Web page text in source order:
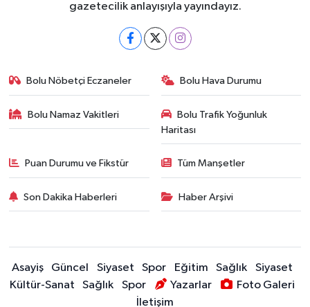
gazetecilik anlayışıyla yayındayız.
Bolu Nöbetçi Eczaneler Bolu Hava Durumu
Bolu Namaz Vakitleri
Bolu Trafik Yoğunluk
Haritası
Puan Durumu ve Fikstür Tüm Manşetler
Son Dakika Haberleri Haber Arşivi
Asayiş Güncel Siyaset Spor Eğitim Sağlık
Siyaset
Kültür-Sanat
Sağlık Spor Yazarlar
Foto Galeri
İletişim